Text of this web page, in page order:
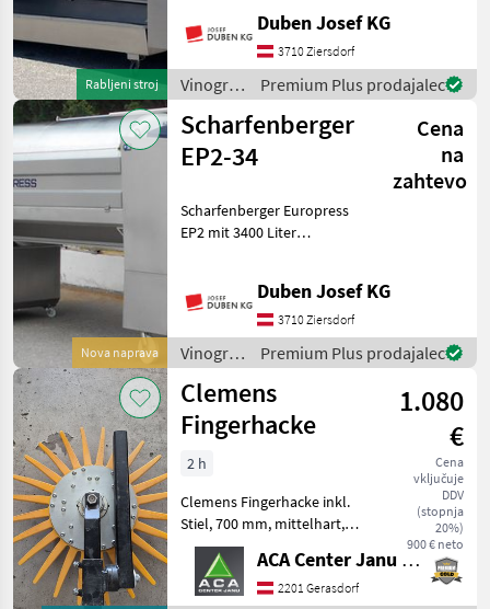
Rabljeni stroj
polnjenje z drsnimi vrati,
popolnoma avtomatskim
krmiljenjem, stranskim
zaslonom, priklj
Duben Josef KG
3710 Ziersdorf
Vinogradništvo
/
Scharfenberger
Premium Plus prodajalec
Nova naprava
Scharfenberger
EP2-34
Cena
na
zahtevo
Scharfenberger Europress
EP2 mit 3400 Liter
Displaysteuerung mit
Touchscreen und 10-Zoll-
Monitor seitlich,
Funkfernbedienung, pneu
Duben Josef KG
3710 Ziersdorf
Vinogradništvo
/
Scharfenberger
Premium Plus prodajalec
Clemens
Fingerhacke
1.080
€
Cena
vključuje
DDV
(stopnja
20%)
900 € neto
2 h
Clemens Fingerhacke inkl.
Stiel, 700 mm, mittelhart,
Vorführgerät. Wurde nur 1 x
eingesetzt. Vinogradništvo
Odstranjevalniki štorov
ACA Center Janu GmbH
2201 Gerasdorf